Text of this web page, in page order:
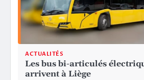
ACTUALITÉS
Les bus bi-articulés
arrivent à Liège